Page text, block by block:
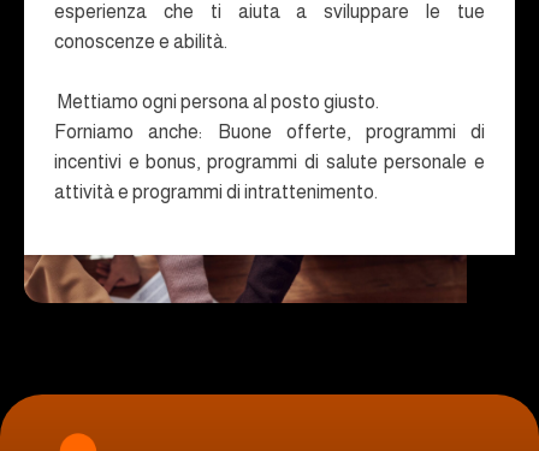
esperienza che ti aiuta a sviluppare le tue
conoscenze e abilità.
Mettiamo ogni persona al posto giusto.
Forniamo anche: Buone offerte, programmi di
incentivi e bonus, programmi di salute personale e
attività e programmi di intrattenimento.